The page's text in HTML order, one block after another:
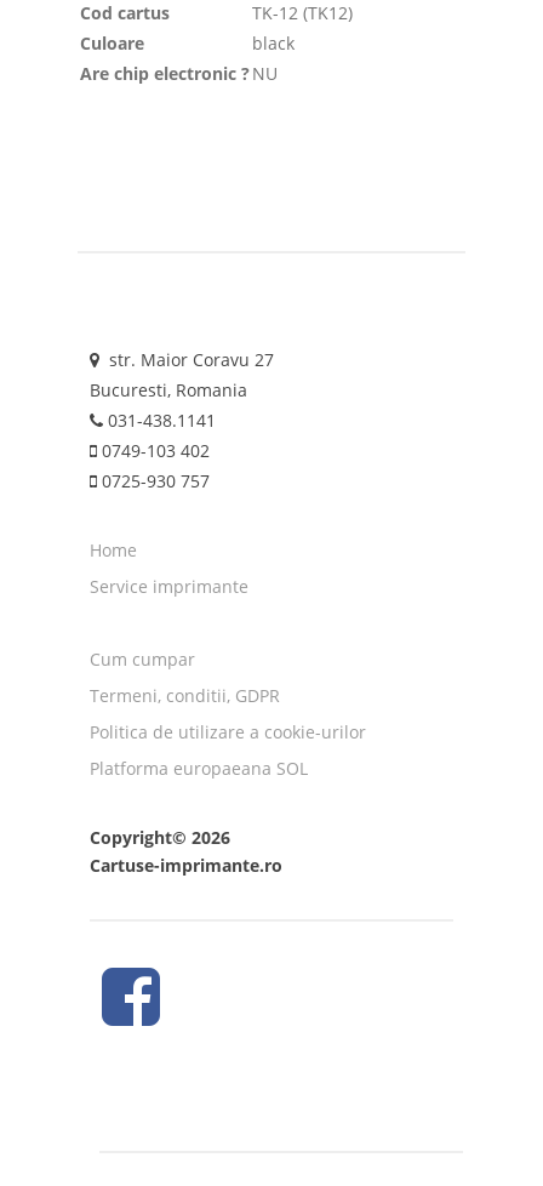
Cod cartus
TK-12 (TK12)
Culoare
black
Are chip electronic ?NU
str. Maior Coravu 27
Bucuresti, Romania
031-438.1141
0749-103 402
0725-930 757
Home
Service imprimante
Cum cumpar
Termeni, conditii, GDPR
Politica de utilizare a cookie-urilor
Platforma europaeana SOL
Copyright© 2026
Cartuse-imprimante.ro